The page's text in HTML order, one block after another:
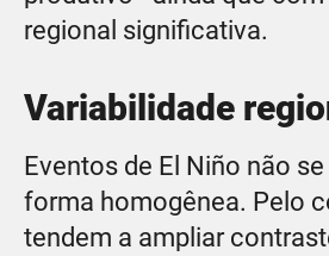
regional significativa.
Variabilidade
Eventos de El Niño não
forma homogênea. Pelo
tendem a ampliar